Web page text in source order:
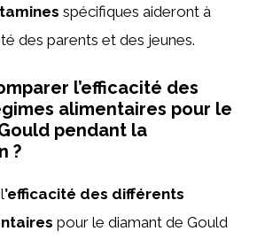
spécifiques aideront à
des parents et des jeunes.
l’efficacité des
alimentaires pour le
pendant la
?
’efficacité des différents
pour le diamant de Gould